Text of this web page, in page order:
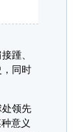
踵、
同时
领先
意义